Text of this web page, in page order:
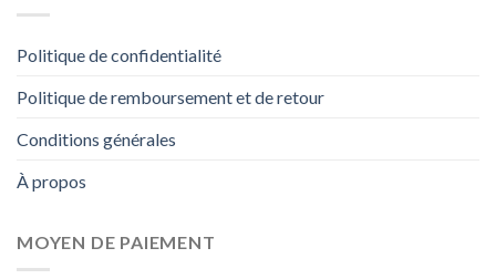
Politique de confidentialité
Politique de remboursement et de retour
Conditions générales
À propos
MOYEN DE PAIEMENT